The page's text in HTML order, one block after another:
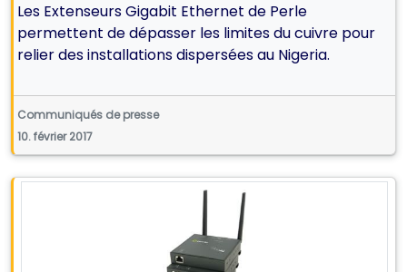
Les Extenseurs Gigabit Ethernet de Perle
permettent de dépasser les limites du cuivre pour
relier des installations dispersées au Nigeria.
Communiqués de presse
10. février 2017